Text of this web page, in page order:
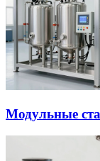
Модульные